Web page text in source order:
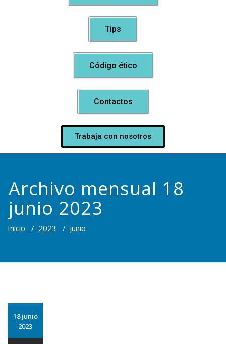
Tips
Código ético
Contactos
Trabaja con nosotros
Archivo mensual 18
junio 2023
Inicio / 2023 / junio
18 junio
2023